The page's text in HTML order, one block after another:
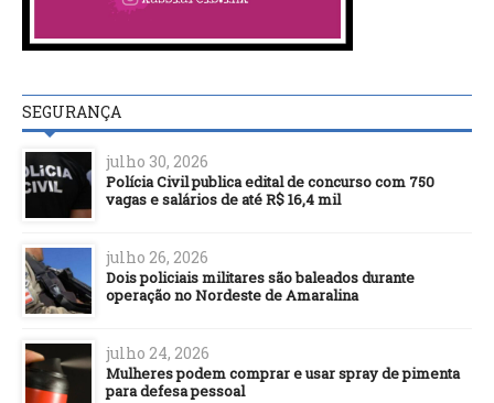
SEGURANÇA
julho 30, 2026
Polícia Civil publica edital de concurso com 750
vagas e salários de até R$ 16,4 mil
julho 26, 2026
Dois policiais militares são baleados durante
operação no Nordeste de Amaralina
julho 24, 2026
Mulheres podem comprar e usar spray de pimenta
para defesa pessoal